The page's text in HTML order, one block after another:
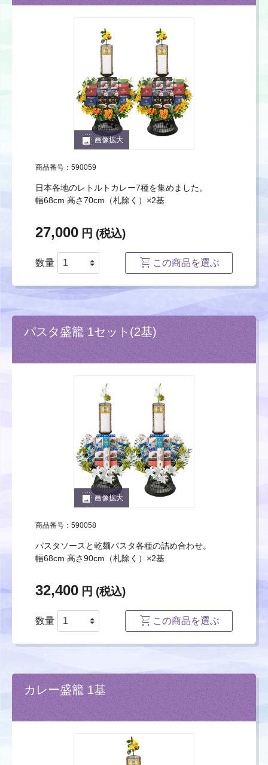
photo_size_select_large 画像拡大
商品番号：590059
日本各地のレトルトカレー7種を集めました。
幅68cm 高さ70cm（札除く）×2基
27,000 円 (税込)
数量 この商品を選ぶ
パスタ盛籠 1セット(2基)
photo_size_select_large画像拡大
商品番号：590058
パスタソースと乾麺パスタ各種の詰め合わせ。
幅68cm 高さ90cm（札除く）×2基
32,400 円 (税込)
数量 この商品を選ぶ
カレー盛籠 1基